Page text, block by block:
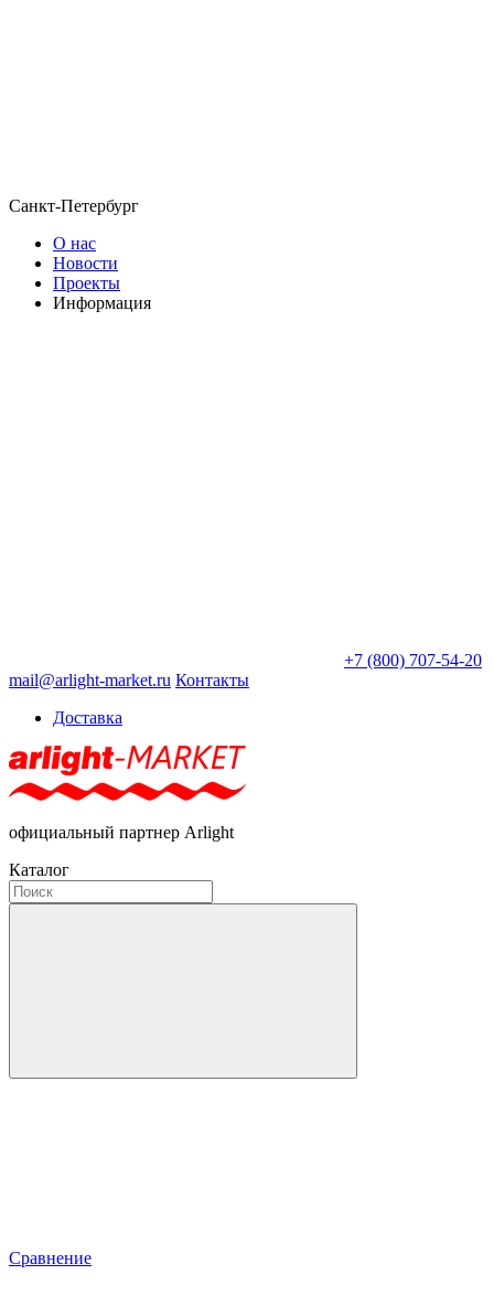
Санкт-Петербург
О нас
Новости
Проекты
Информация
+7 (800) 707-54-20
mail@arlight-market.ru Контакты
Доставка
официальный партнер Arlight
Каталог
Сравнение